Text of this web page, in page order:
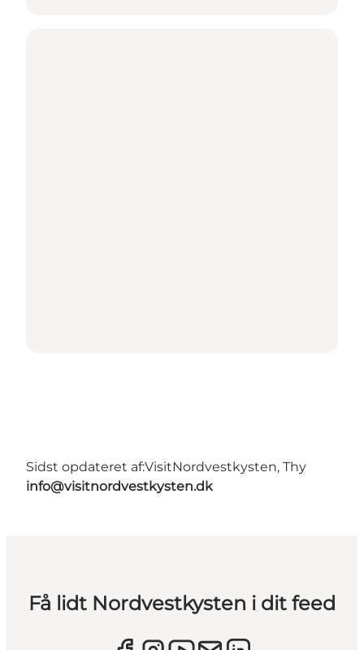
Sidst opdateret af:VisitNordvestkysten, Thy
info@visitnordvestkysten.dk
Få lidt Nordvestkysten i dit feed